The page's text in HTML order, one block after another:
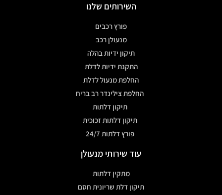
השירותים שלנו
פורץ רכבים
מנעולן רכב
תיקון ידיות בהלה
התקנת ידיות לדלת
החלפת מנעול לדלת
החלפת צילינדר רב בריח
תיקון דלתות
תיקון דלתות זכוכית
פורץ דלתות 24/7
עוד שירותי מנעולן
מתקין דלתות
תיקון דלת שריונית חסם